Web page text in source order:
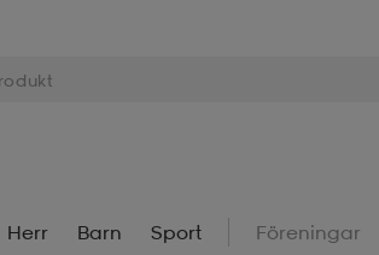
Herr Barn Sport Föreningar